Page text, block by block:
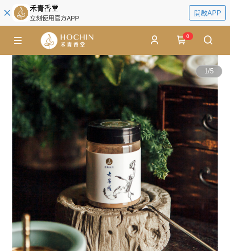
禾青香堂
立刻使用官方APP
開啟APP
0
1/5